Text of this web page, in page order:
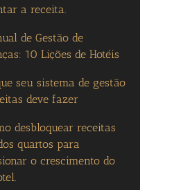
a receita.
de Gestão de
10 Lições de Hotéis
seu sistema de gestão
deve fazer
desbloquear receitas
quartos para
o crescimento do